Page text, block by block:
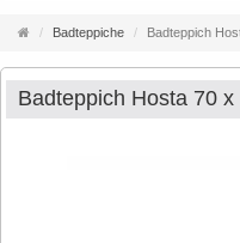
Startseite
Badteppiche Badteppich
Badteppich Hosta 70 x